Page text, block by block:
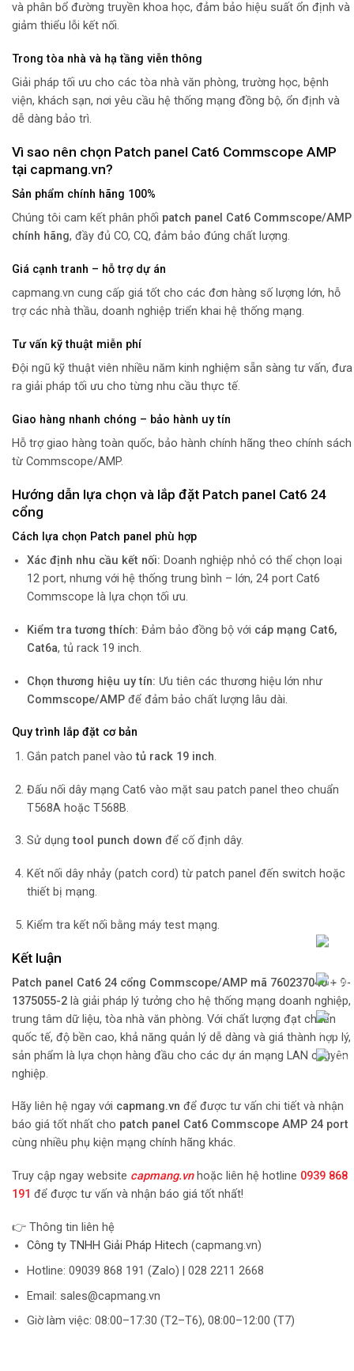
và phân bổ đường truyền khoa học, đảm bảo hiệu suất ổn định và
giảm thiểu lỗi kết nối.
Trong tòa nhà và hạ tầng viễn thông
Giải pháp tối ưu cho các tòa nhà văn phòng, trường học, bệnh
viện, khách sạn, nơi yêu cầu hệ thống mạng đồng bộ, ổn định và
dễ dàng bảo trì.
Vì sao nên chọn Patch panel Cat6 Commscope AMP
tại capmang.vn?
Sản phẩm chính hãng 100%
Chúng tôi cam kết phân phối patch panel Cat6 Commscope/AMP
chính hãng, đầy đủ CO, CQ, đảm bảo đúng chất lượng.
Giá cạnh tranh – hỗ trợ dự án
capmang.vn cung cấp giá tốt cho các đơn hàng số lượng lớn, hỗ
trợ các nhà thầu, doanh nghiệp triển khai hệ thống mạng.
Tư vấn kỹ thuật miễn phí
Đội ngũ kỹ thuật viên nhiều năm kinh nghiệm sẵn sàng tư vấn, đưa
ra giải pháp tối ưu cho từng nhu cầu thực tế.
Giao hàng nhanh chóng – bảo hành uy tín
Hỗ trợ giao hàng toàn quốc, bảo hành chính hãng theo chính sách
từ Commscope/AMP.
Hướng dẫn lựa chọn và lắp đặt Patch panel Cat6 24
cổng
Cách lựa chọn Patch panel phù hợp
Xác định nhu cầu kết nối: Doanh nghiệp nhỏ có thể chọn loại
12 port, nhưng với hệ thống trung bình – lớn, 24 port Cat6
Commscope là lựa chọn tối ưu.
Kiểm tra tương thích: Đảm bảo đồng bộ với cáp mạng Cat6,
Cat6a, tủ rack 19 inch.
Chọn thương hiệu uy tín: Ưu tiên các thương hiệu lớn như
Commscope/AMPđể đảm bảo chất lượng lâu dài.
Quy trình lắp đặt cơ bản
Gắn patch panel vàotủ rack 19 inch.
Đấu nối dây mạng Cat6 vào mặt sau patch panel theo chuẩn
T568A hoặc T568B.
Sử dụngtool punch down để cố định dây.
Kết nối dây nhảy (patch cord) từ patch panel đến switch hoặc
thiết bị mạng.
Kiểm tra kết nối bằng máy test mạng.
Kết luận
Patch panel Cat6 24 cổng Commscope/AMP mã 760237040 + 9-
1375055-2 là giải pháp lý tưởng cho hệ thống mạng doanh nghiệp,
trung tâm dữ liệu, tòa nhà văn phòng. Với chất lượng đạt chuẩn
quốc tế, độ bền cao, khả năng quản lý dễ dàng và giá thành hợp lý,
sản phẩm là lựa chọn hàng đầu cho các dự án mạng LAN chuyên
nghiệp.
Hãy liên hệ ngay với capmang.vn để được tư vấn chi tiết và nhận
báo giá tốt nhất cho patch panel Cat6 Commscope AMP 24 port
cùng nhiều phụ kiện mạng chính hãng khác.
Truy cập ngay website capmang.vnhoặc liên hệ hotline 0939 868
191 để được tư vấn và nhận báo giá tốt nhất!
👉 Thông tin liên hệ
Công ty TNHH Giải Pháp Hitech (capmang.vn)
Hotline: 09039 868 191 (Zalo) | 028 2211 2668
Email: sales@capmang.vn
Giờ làm việc: 08:00–17:30 (T2–T6), 08:00–12:00 (T7)